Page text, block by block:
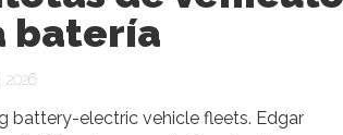
batería
2026
battery-electric vehicle fleets. Edgar